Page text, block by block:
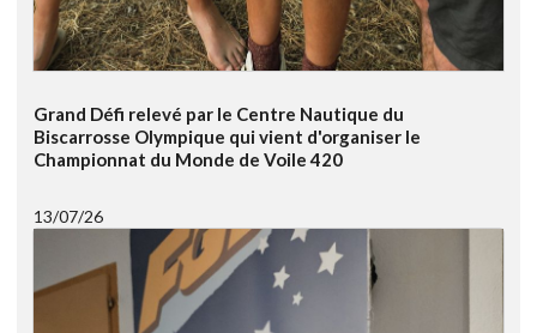
Grand Défi relevé par le Centre Nautique du
Biscarrosse Olympique qui vient d'organiser le
Championnat du Monde de Voile 420
13/07/26